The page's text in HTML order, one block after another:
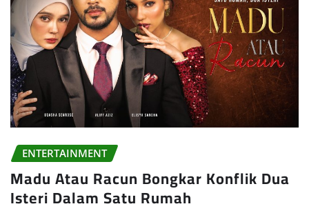
ENTERTAINMENT
Madu Atau Racun Bongkar Konflik Dua
Isteri Dalam Satu Rumah